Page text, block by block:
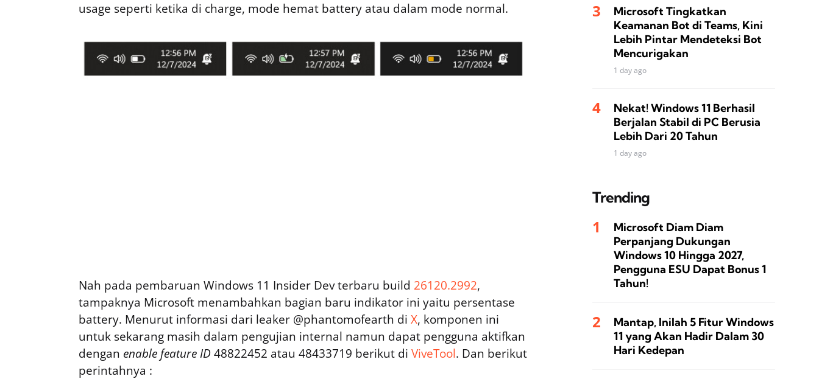
usage seperti ketika di charge, mode hemat battery atau dalam mode normal.
Nah pada pembaruan Windows 11 Insider Dev terbaru build 26120.2992,
tampaknya Microsoft menambahkan bagian baru indikator ini yaitu persentase
battery. Menurut informasi dari leaker @phantomofearth di X, komponen ini
untuk sekarang masih dalam pengujian internal namun dapat pengguna aktifkan
dengan enable feature ID 48822452 atau 48433719 berikut di ViveTool. Dan berikut
perintahnya :
Microsoft Tingkatkan
Keamanan Bot di Teams, Kini
Lebih Pintar Mendeteksi Bot
Mencurigakan
1 day ago
Nekat! Windows 11 Berhasil
Berjalan Stabil di PC Berusia
Lebih Dari 20 Tahun
1 day ago
Trending
Microsoft Diam Diam
Perpanjang Dukungan
Windows 10 Hingga 2027,
Pengguna ESU Dapat Bonus 1
Tahun!
Mantap, Inilah 5 Fitur Windows
11 yang Akan Hadir Dalam 30
Hari Kedepan